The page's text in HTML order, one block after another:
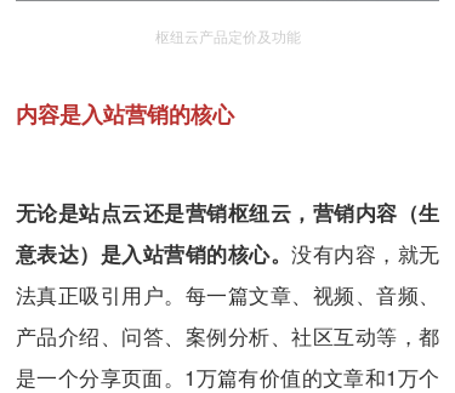
枢纽云产品定价及功能
内容是入站营销的核心
无论是站点云还是营销枢纽云，营销内容（生
意表达）是入站营销的核心。没有内容，就无
法真正吸引用户。每一篇文章、视频、音频、
产品介绍、问答、案例分析、社区互动等，都
是一个分享页面。1万篇有价值的文章和1万个